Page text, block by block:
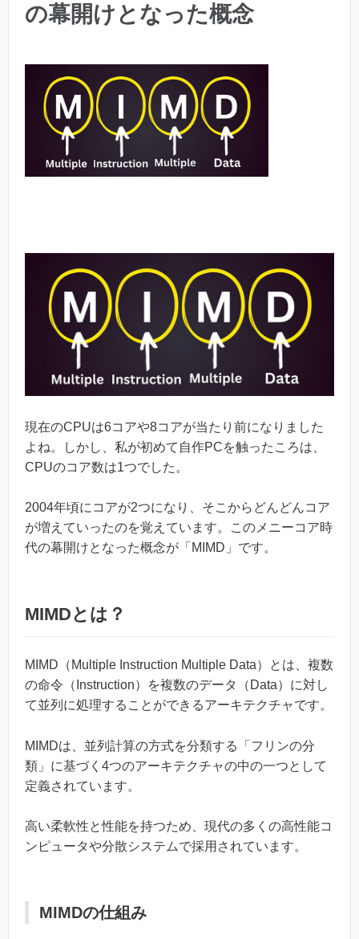
の幕開けとなった概念
現在のCPUは6コアや8コアが当たり前になりました
よね。しかし、私が初めて自作PCを触ったころは、
CPUのコア数は1つでした。
2004年頃にコアが2つになり、そこからどんどんコア
が増えていったのを覚えています。このメニーコア時
代の幕開けとなった概念が「MIMD」です。
MIMDとは？
MIMD（Multiple Instruction Multiple Data）とは、複数
の命令（Instruction）を複数のデータ（Data）に対し
て並列に処理することができるアーキテクチャです。
MIMDは、並列計算の方式を分類する「フリンの分
類」に基づく4つのアーキテクチャの中の一つとして
定義されています。
高い柔軟性と性能を持つため、現代の多くの高性能コ
ンピュータや分散システムで採用されています。
MIMDの仕組み